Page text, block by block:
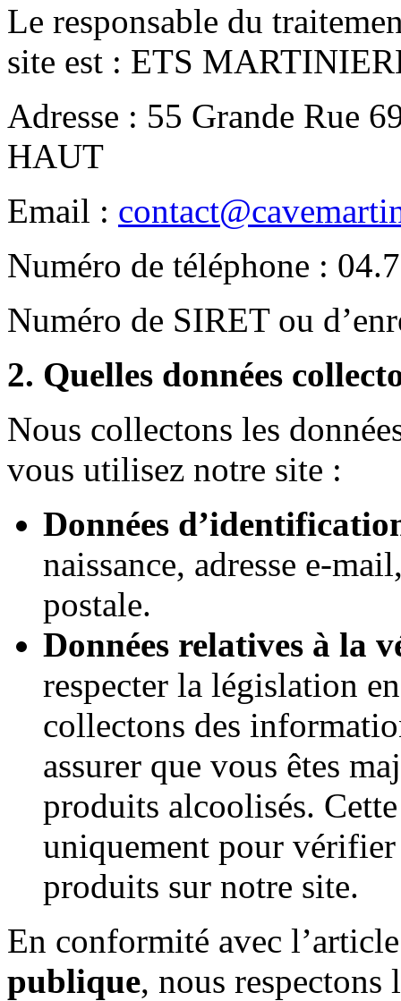
Le responsable du
site est : ETS
Adresse : 55 Grande Rue
HAUT
Email : contact
Numéro de téléphone :
Numéro de SIRET ou
2. Quelles données
Nous collectons les
vous utilisez notre site :
Données
naissance, adresse e-
postale.
Données relatives à la
respecter la législation
collectons des
assurer que vous êtes
produits alcoolisés.
uniquement pour
produits sur notre site.
En conformité avec
publique, nous